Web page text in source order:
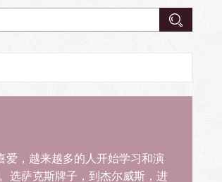
爱，越来越多的人开始学习和演
选萨克斯牌子，到杰尔威斯，进